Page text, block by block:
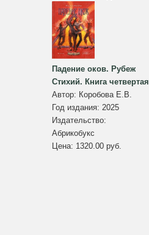
Падение оков. Рубеж
Стихий. Книга четвертая
Автор: Коробова Е.В.
Год издания: 2025
Издательство:
Абрикобукс
Цена: 1320.00 руб.